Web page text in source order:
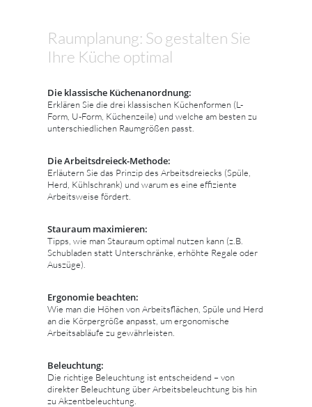
Raumplanung: So gestalten Sie
Ihre Küche optimal
Die klassische Küchenanordnung:
Erklären Sie die drei klassischen Küchenformen (L-
Form, U-Form, Küchenzeile) und welche am besten zu
unterschiedlichen Raumgrößen passt.
Die Arbeitsdreieck-Methode:
Erläutern Sie das Prinzip des Arbeitsdreiecks (Spüle,
Herd, Kühlschrank) und warum es eine effiziente
Arbeitsweise fördert.
Stauraum maximieren:
Tipps, wie man Stauraum optimal nutzen kann (z.B.
Schubladen statt Unterschränke, erhöhte Regale oder
Auszüge).
Ergonomie beachten:
Wie man die Höhen von Arbeitsflächen, Spüle und Herd
an die Körpergröße anpasst, um ergonomische
Arbeitsabläufe zu gewährleisten.
Beleuchtung:
Die richtige Beleuchtung ist entscheidend – von
direkter Beleuchtung über Arbeitsbeleuchtung bis hin
zu Akzentbeleuchtung.